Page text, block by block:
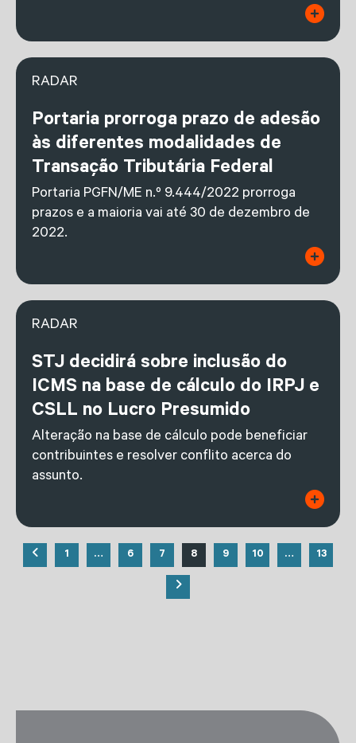
RADAR
Portaria prorroga prazo de adesão
às diferentes modalidades de
Transação Tributária Federal
Portaria PGFN/ME n.º 9.444/2022 prorroga
prazos e a maioria vai até 30 de dezembro de
2022.
RADAR
STJ decidirá sobre inclusão do
ICMS na base de cálculo do IRPJ e
CSLL no Lucro Presumido
Alteração na base de cálculo pode beneficiar
contribuintes e resolver conflito acerca do
assunto.
1 … 6 7 8 9 10 … 13